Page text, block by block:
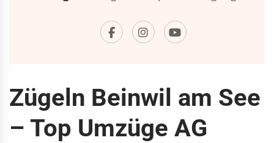
Zügeln Beinwil am See
– Top Umzüge AG